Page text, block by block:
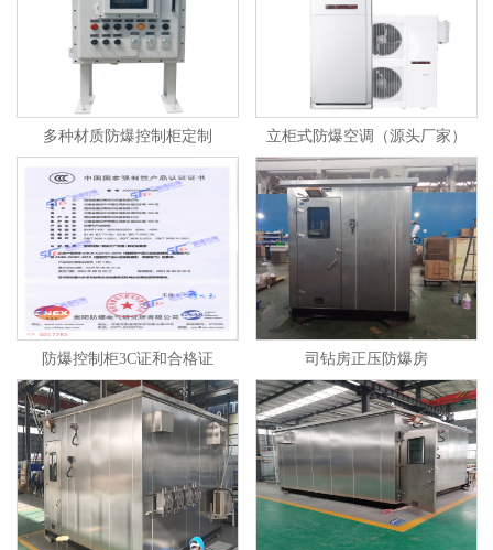
多种材质防爆控制柜定制 立柜式防爆空调（源头厂家）
防爆控制柜3C证和合格证 司钻房正压防爆房